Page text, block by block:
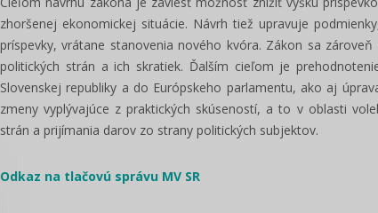
zhoršenej ekonomickej situácie. Návrh tiež upravuje
príspevky, vrátane stanovenia nového kvóra. Zákon sa
politických strán a ich skratiek. Ďalším cieľom je
Slovenskej republiky a do Európskeho parlamentu, ako aj
zmeny vyplývajúce z praktických skúseností, a to v oblasti
strán a prijímania darov zo strany politických subjektov.
Odkaz na tlačovú správu MV SR